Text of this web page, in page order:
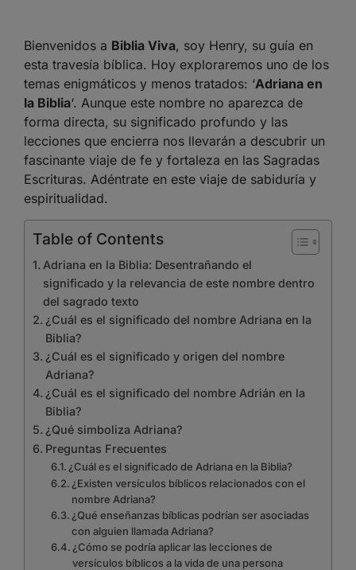
Bienvenidos a Biblia Viva, soy Henry, su guía en
esta travesía bíblica. Hoy exploraremos uno de los
temas enigmáticos y menos tratados: ‘Adriana en
la Biblia‘. Aunque este nombre no aparezca de
forma directa, su significado profundo y las
lecciones que encierra nos llevarán a descubrir un
fascinante viaje de fe y fortaleza en las Sagradas
Escrituras. Adéntrate en este viaje de sabiduría y
espiritualidad.
Table of Contents
Adriana en la Biblia: Desentrañando el
significado y la relevancia de este nombre dentro
del sagrado texto
¿Cuál es el significado del nombre Adriana en la
Biblia?
¿Cuál es el significado y origen del nombre
Adriana?
¿Cuál es el significado del nombre Adrián en la
Biblia?
¿Qué simboliza Adriana?
Preguntas Frecuentes
¿Cuál es el significado de Adriana en la Biblia?
¿Existen versículos bíblicos relacionados con el
nombre Adriana?
¿Qué enseñanzas bíblicas podrían ser asociadas
con alguien llamada Adriana?
¿Cómo se podría aplicar las lecciones de
versículos bíblicos a la vida de una persona